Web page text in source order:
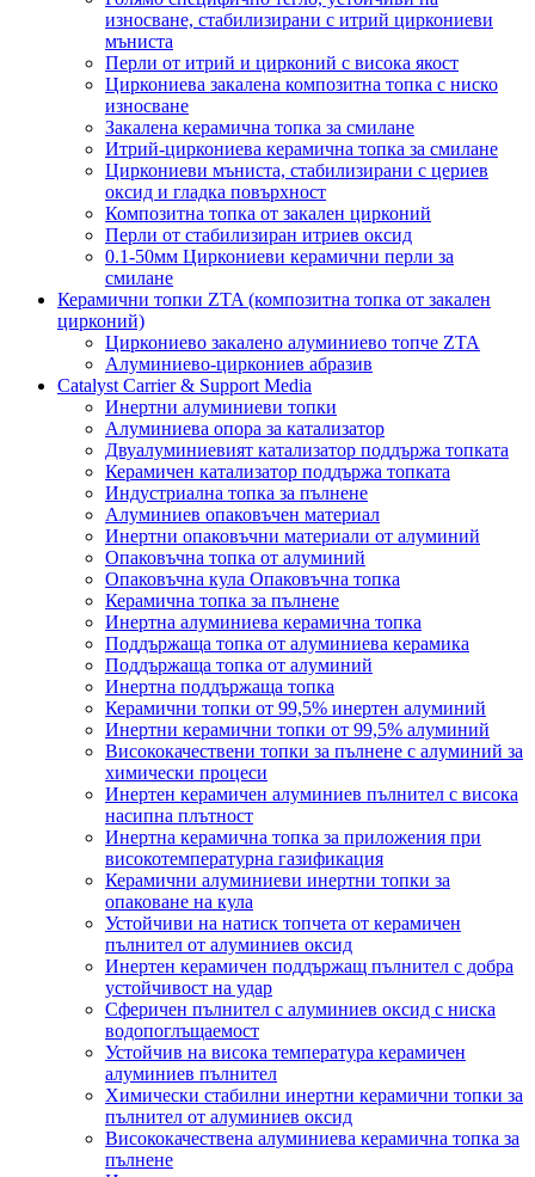
износване, стабилизирани с итрий циркониеви
мъниста
Перли от итрий и цирконий с висока якост
Циркониева закалена композитна топка с ниско
износване
Закалена керамична топка за смилане
Итрий-циркониева керамична топка за смилане
Циркониеви мъниста, стабилизирани с цериев
оксид и гладка повърхност
Композитна топка от закален цирконий
Перли от стабилизиран итриев оксид
0.1-50мм Циркониеви керамични перли за
смилане
Керамични топки ZTA (композитна топка от закален
цирконий)
Циркониево закалено алуминиево топче ZTA
Алуминиево-циркониев абразив
Catalyst Carrier & Support Media
Инертни алуминиеви топки
Алуминиева опора за катализатор
Двуалуминиевият катализатор поддържа топката
Керамичен катализатор поддържа топката
Индустриална топка за пълнене
Алуминиев опаковъчен материал
Инертни опаковъчни материали от алуминий
Опаковъчна топка от алуминий
Опаковъчна кула Опаковъчна топка
Керамична топка за пълнене
Инертна алуминиева керамична топка
Поддържаща топка от алуминиева керамика
Поддържаща топка от алуминий
Инертна поддържаща топка
Керамични топки от 99,5% инертен алуминий
Инертни керамични топки от 99,5% алуминий
Висококачествени топки за пълнене с алуминий за
химически процеси
Инертен керамичен алуминиев пълнител с висока
насипна плътност
Инертна керамична топка за приложения при
високотемпературна газификация
Керамични алуминиеви инертни топки за
опаковане на кула
Устойчиви на натиск топчета от керамичен
пълнител от алуминиев оксид
Инертен керамичен поддържащ пълнител с добра
устойчивост на удар
Сферичен пълнител с алуминиев оксид с ниска
водопоглъщаемост
Устойчив на висока температура керамичен
алуминиев пълнител
Химически стабилни инертни керамични топки за
пълнител от алуминиев оксид
Висококачествена алуминиева керамична топка за
пълнене